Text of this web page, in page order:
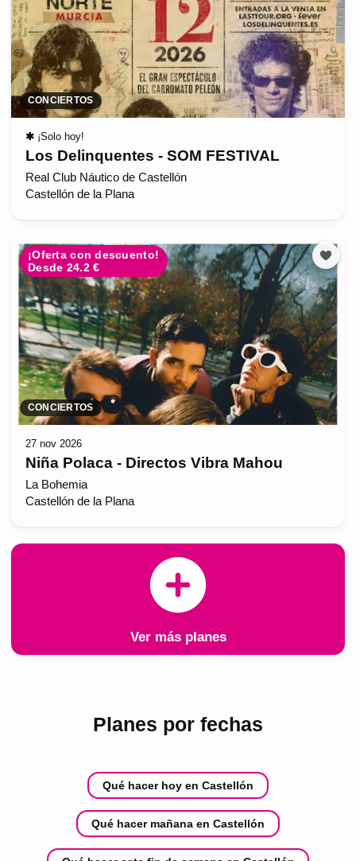
CONCIERTOS
✱ ¡Solo hoy!
Los Delinquentes - SOM FESTIVAL
Real Club Náutico de Castellón
Castellón de la Plana
¡Oferta con descuento!
Desde 24.2 €
CONCIERTOS
27 nov 2026
Niña Polaca - Directos Vibra Mahou
La Bohemia
Castellón de la Plana
Ver más planes
Planes por fechas
Qué hacer hoy en Castellón
Qué hacer mañana en Castellón